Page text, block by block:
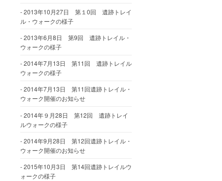
2013年10月27日 第１0回 遺跡トレイ
ル・ウォークの様子
2013年6月8日 第9回 遺跡トレイル・
ウォークの様子
2014年7月13日 第11回 遺跡トレイル
ウォークの様子
2014年7月13日 第11回遺跡トレイル・
ウォーク開催のお知らせ
2014年９月28日 第12回 遺跡トレイ
ルウォークの様子
2014年9月28日 第12回遺跡トレイル・
ウォーク開催のお知らせ
2015年10月3日 第14回遺跡トレイルウ
ォークの様子